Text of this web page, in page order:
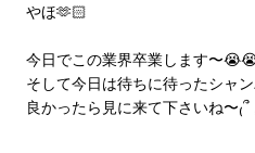
やほ🫶🏻
今日でこの業界卒業します〜
そして今日は待ちに待ったシャ